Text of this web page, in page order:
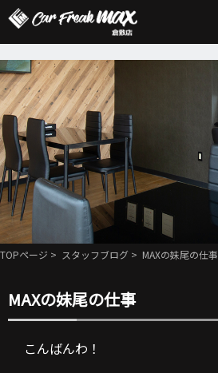
TOPページ > スタッフブログ > MAXの妹尾の仕事
MAXの妹尾の仕事
こんばんわ！